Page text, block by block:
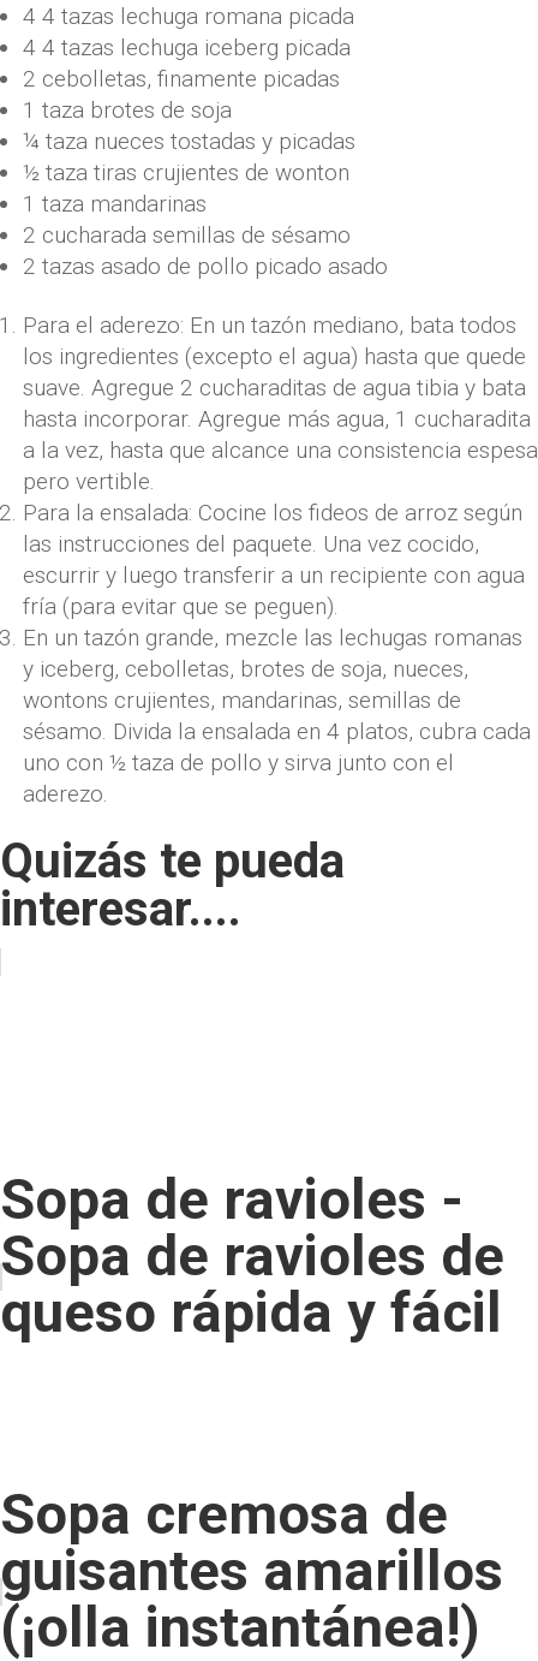
4 4 tazas lechuga romana picada
4 4 tazas lechuga iceberg picada
2 cebolletas, finamente picadas
1 taza brotes de soja
¼ taza nueces tostadas y picadas
½ taza tiras crujientes de wonton
1 taza mandarinas
2 cucharada semillas de sésamo
2 tazas asado de pollo picado asado
Para el aderezo: En un tazón mediano, bata todos
los ingredientes (excepto el agua) hasta que quede
suave. Agregue 2 cucharaditas de agua tibia y bata
hasta incorporar. Agregue más agua, 1 cucharadita
a la vez, hasta que alcance una consistencia espesa
pero vertible.
Para la ensalada: Cocine los fideos de arroz según
las instrucciones del paquete. Una vez cocido,
escurrir y luego transferir a un recipiente con agua
fría (para evitar que se peguen).
En un tazón grande, mezcle las lechugas romanas
y iceberg, cebolletas, brotes de soja, nueces,
wontons crujientes, mandarinas, semillas de
sésamo. Divida la ensalada en 4 platos, cubra cada
uno con ½ taza de pollo y sirva junto con el
aderezo.
Quizás te pueda
interesar....
Sopa de ravioles -
Sopa de ravioles de
queso rápida y fácil
Sopa cremosa de
guisantes amarillos
(¡olla instantánea!)